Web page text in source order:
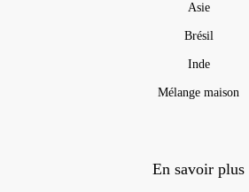
Asie
Brésil
Inde
Mélange maison
En savoir plus